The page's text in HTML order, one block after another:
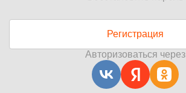
Регистрация
Авторизоваться через